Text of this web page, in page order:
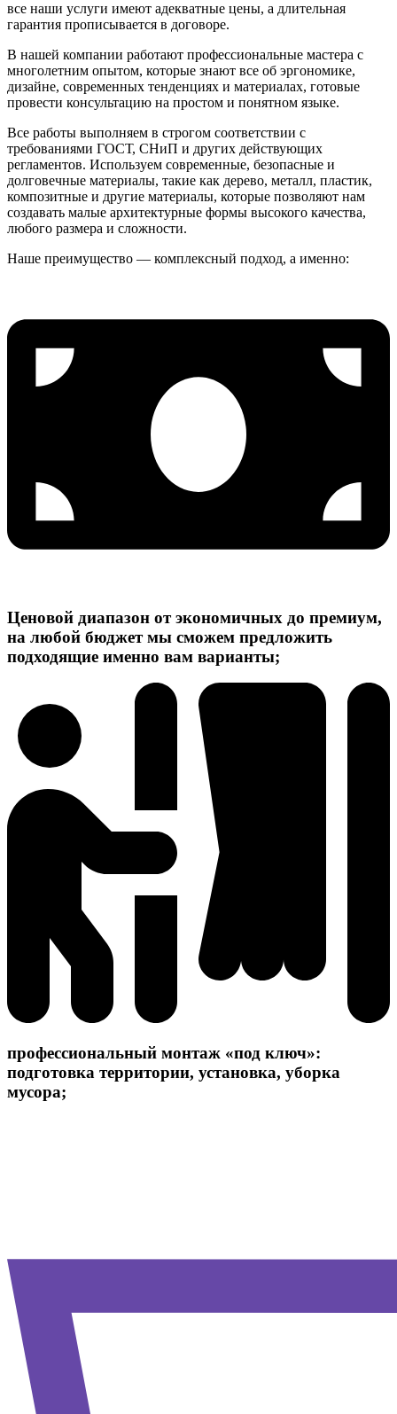
все наши услуги имеют адекватные цены, а длительная
гарантия прописывается в договоре.
В нашей компании работают профессиональные мастера с
многолетним опытом, которые знают все об эргономике,
дизайне, современных тенденциях и материалах, готовые
провести консультацию на простом и понятном языке.
Все работы выполняем в строгом соответствии с
требованиями ГОСТ, СНиП и других действующих
регламентов. Используем современные, безопасные и
долговечные материалы, такие как дерево, металл, пластик,
композитные и другие материалы, которые позволяют нам
создавать малые архитектурные формы высокого качества,
любого размера и сложности.
Наше преимущество — комплексный подход, а именно:
Ценовой диапазон от экономичных до премиум,
на любой бюджет мы сможем предложить
подходящие именно вам варианты;
профессиональный монтаж «под ключ»:
подготовка территории, установка, уборка
мусора;